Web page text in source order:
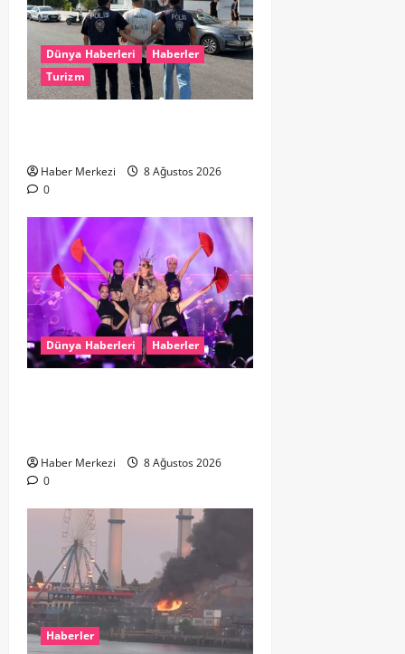
Dünya Haberleri
Haberler
Turizm
Haber Merkezi
8 Ağustos 2026
0
Dünya Haberleri Haberler
Haber Merkezi
8 Ağustos 2026
0
Haberler